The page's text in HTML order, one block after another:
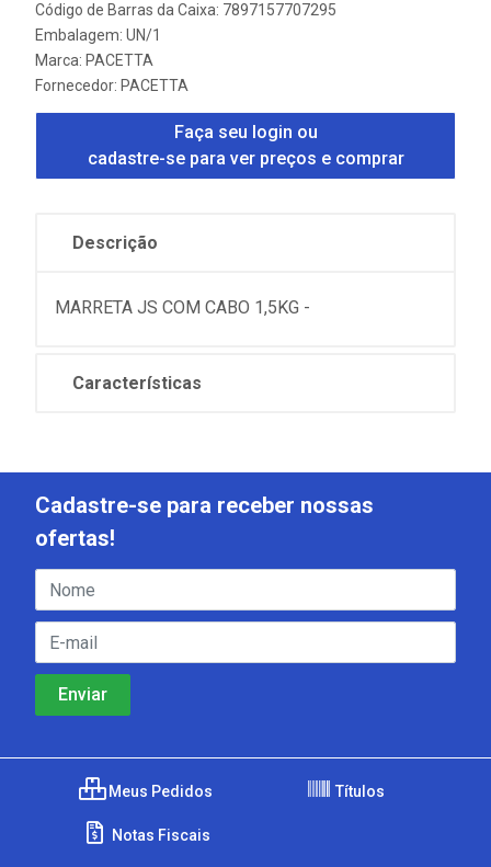
Código de Barras da Caixa: 7897157707295
Embalagem: UN/1
Marca: PACETTA
Fornecedor: PACETTA
Faça seu login ou
cadastre-se para ver preços e comprar
Descrição
MARRETA JS COM CABO 1,5KG -
Características
Cadastre-se para receber nossas
ofertas!
Meus Pedidos Títulos
Notas Fiscais